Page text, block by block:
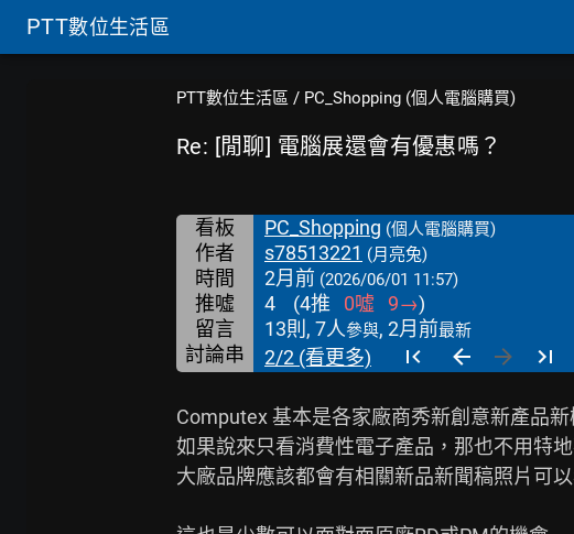
PTT數位生活區
PTT數位生活區 / PC_Shopping (個人電腦購買)
Re: [閒聊] 電腦展還會有優惠嗎？
看板 PC_Shopping (個人電腦購買)
作者 s78513221 (月亮兔)
時間 2月前 (2026/06/01 11:57)
推噓 4 (4推 0噓 9→)
留言
13則, 7人參與, 2月前最新
討論串 2/2 (看更多)
Computex 基本是各家廠商秀新創意新產品新
如果說來只看消費性電子產品，那也不用特
大廠品牌應該都會有相關新品新聞稿照片可